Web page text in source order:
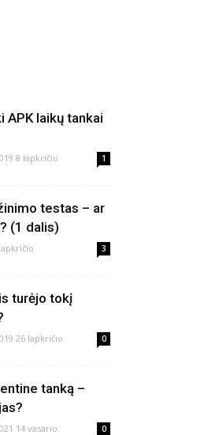
APK laikų tankai
8 lapkričio 1
testas – ar
(1 dalis)
3
turėjo tokį
26 lapkričio 0
tanką –
14 vasario 0